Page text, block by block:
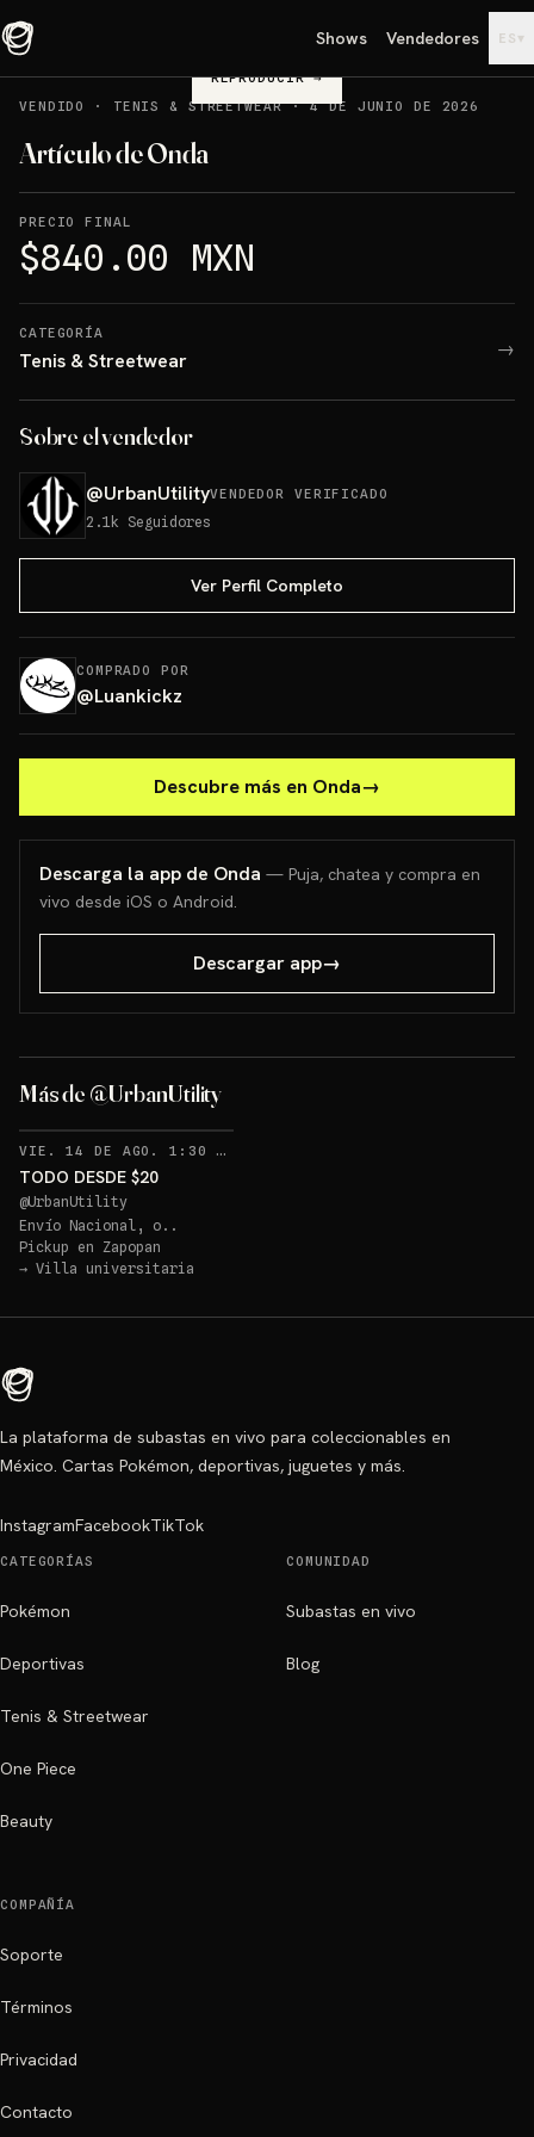
Shows Vendedores ES ▾
REPRODUCIR→
VENDIDO
· TENIS & STREETWEAR·4 DE JUNIO DE 2026
Artículo de Onda
PRECIO FINAL
$840.00 MXN
CATEGORÍA
Tenis & Streetwear →
Sobre el vendedor
@UrbanUtilityVENDEDOR VERIFICADO
2.1k Seguidores
Ver Perfil Completo
COMPRADO POR
@Luankickz
Descubre más en Onda→
Descarga la app de Onda — Puja, chatea y compra en
vivo desde iOS o Android.
Descargar app→
Más de @UrbanUtility
VIE. 14 DE AGO. 1:30 AM
TODO DESDE $20
@UrbanUtility
Envío Nacional, o..
Pickup en Zapopan
→ Villa universitaria
La plataforma de subastas en vivo para coleccionables en
México. Cartas Pokémon, deportivas, juguetes y más.
InstagramFacebookTikTok
CATEGORÍAS
Pokémon
Deportivas
Tenis & Streetwear
One Piece
Beauty
COMUNIDAD
Subastas en vivo
Blog
COMPAÑÍA
Soporte
Términos
Privacidad
Contacto